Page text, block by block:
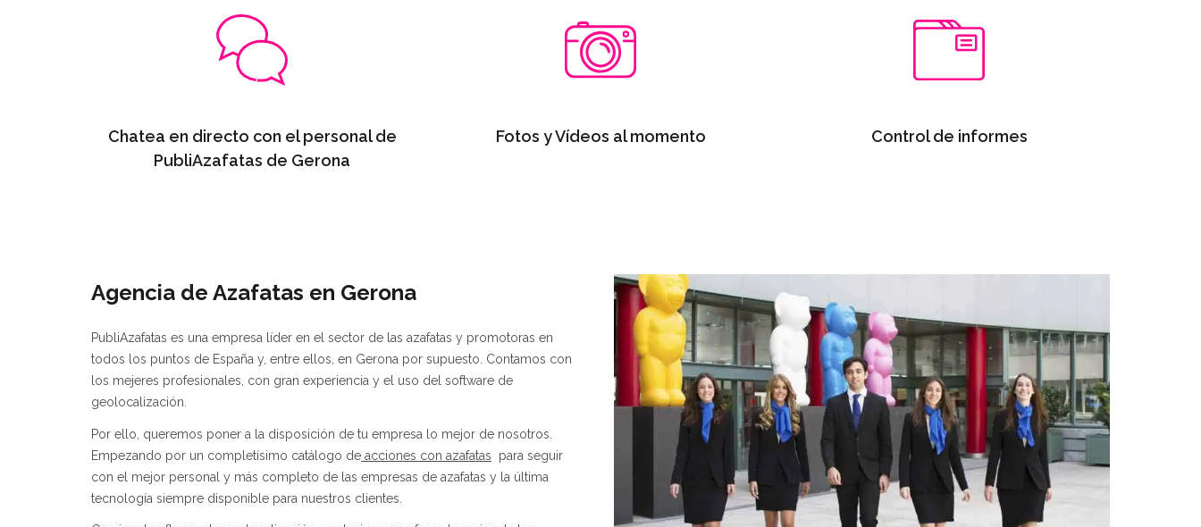
Chatea en directo con el personal de
PubliAzafatas de Gerona
Fotos y Vídeos al momento Control de informes
Agencia de Azafatas en Gerona
PubliAzafatas es una empresa líder en el sector de las azafatas y promotoras en
todos los puntos de España y, entre ellos, en Gerona por supuesto. Contamos con
los mejeres profesionales, con gran experiencia y el uso del software de
geolocalización.
Por ello, queremos poner a la disposición de tu empresa lo mejor de nosotros.
Empezando por un completísimo catálogo de acciones con azafatas
para seguir
con el mejor personal y más completo de las empresas de azafatas y la última
tecnología siempre disponible para nuestros clientes.